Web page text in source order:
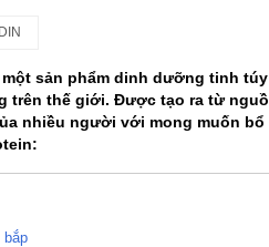
sản phẩm dinh dưỡng tinh
trên thế giới. Được tạo ra từ
nhiều người với mong muốn
bắp